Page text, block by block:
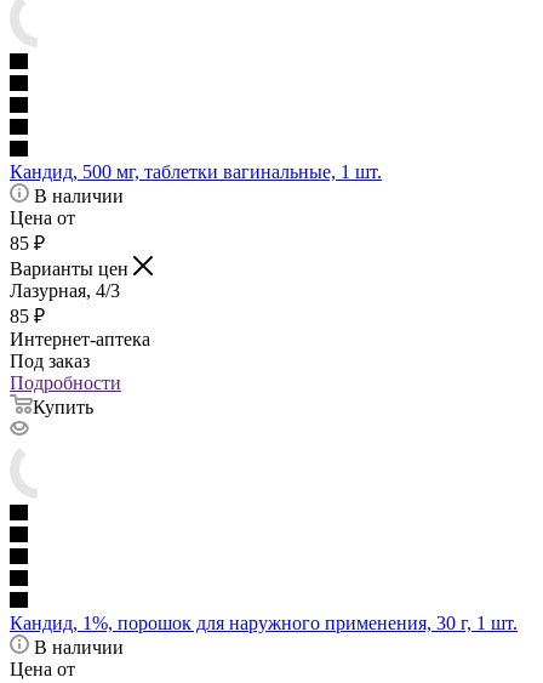
Кандид, 500 мг, таблетки вагинальные, 1 шт.
В наличии
Цена от
85 ₽
Варианты цен
Лазурная, 4/3
85 ₽
Интернет-аптека
Под заказ
Подробности
Купить
Кандид, 1%, порошок для наружного применения, 30 г, 1 шт.
В наличии
Цена от